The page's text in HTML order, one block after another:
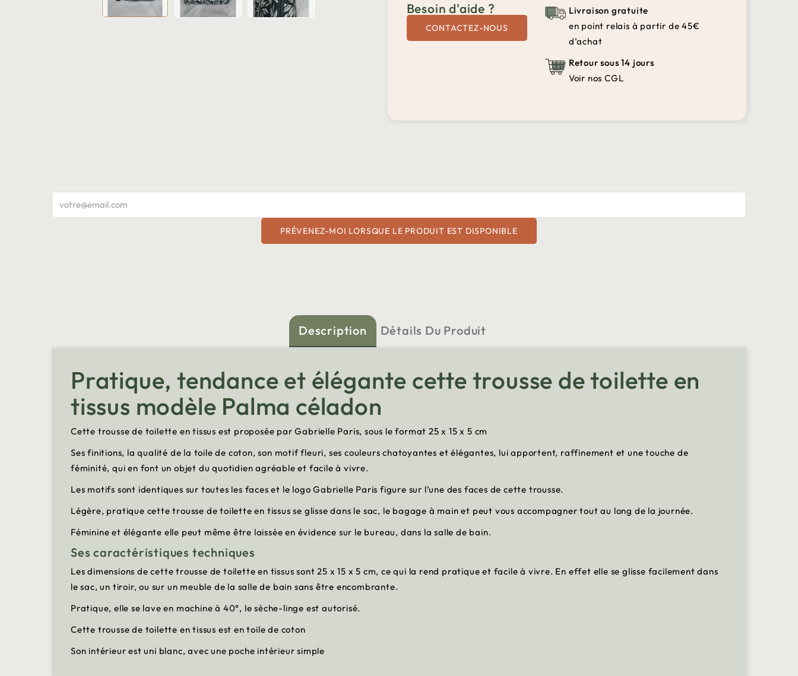
Besoin d'aide ?
CONTACTEZ-NOUS
Livraison gratuite
en point relais à partir de 45€
d’achat
Retour sous 14 jours
Voir nos CGL
PRÉVENEZ-MOI LORSQUE LE PRODUIT EST DISPONIBLE
Description Détails Du Produit
Pratique, tendance et élégante cette trousse de toilette en
tissus modèle Palma céladon
Cette trousse de toilette en tissus est proposée par Gabrielle Paris, sous le format 25 x 15 x 5 cm
Ses finitions, la qualité de la toile de coton, son motif fleuri, ses couleurs chatoyantes et élégantes, lui apportent, raffinement et une touche de
féminité, qui en font un objet du quotidien agréable et facile à vivre.
Les motifs sont identiques sur toutes les faces et le logo Gabrielle Paris figure sur l’une des faces de cette trousse.
Légère, pratique cette trousse de toilette en tissus se glisse dans le sac, le bagage à main et peut vous accompagner tout au long de la journée.
Féminine et élégante elle peut même être laissée en évidence sur le bureau, dans la salle de bain.
Ses caractéristiques techniques
Les dimensions de cette trousse de toilette en tissus sont 25 x 15 x 5 cm, ce qui la rend pratique et facile à vivre. En effet elle se glisse facilement dans
le sac, un tiroir, ou sur un meuble de la salle de bain sans être encombrante.
Pratique, elle se lave en machine à 40°, le sèche-linge est autorisé.
Cette trousse de toilette en tissus est en toile de coton
Son intérieur est uni blanc, avec une poche intérieur simple